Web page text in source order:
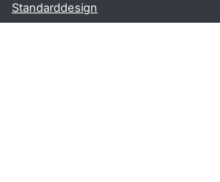
Standarddesign